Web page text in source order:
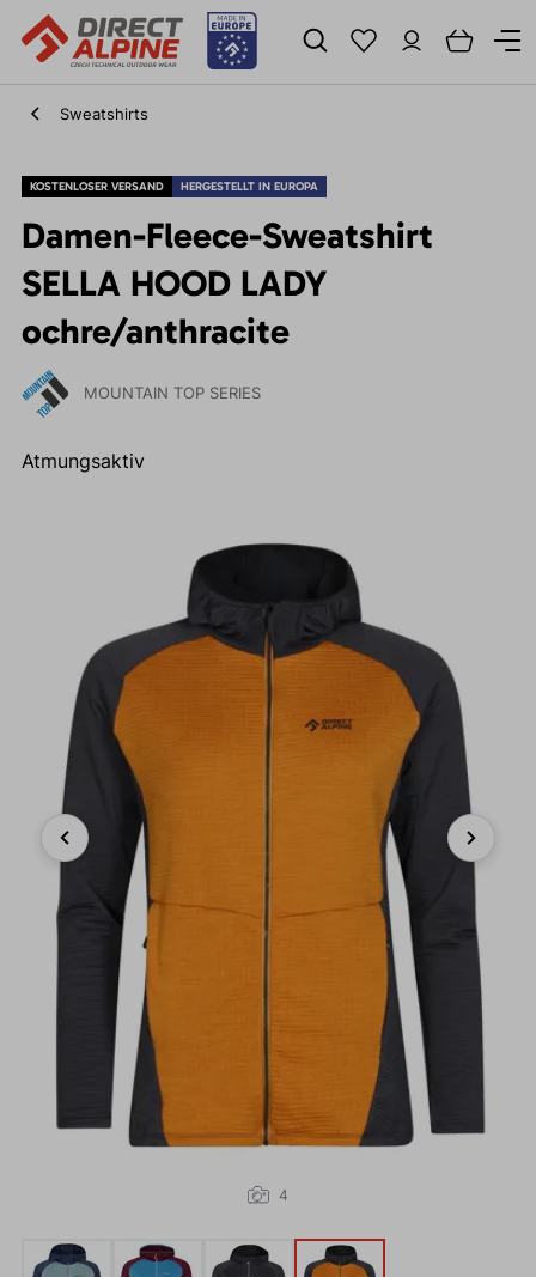
Sweatshirts
KOSTENLOSER VERSAND HERGESTELLT IN EUROPA
Damen-Fleece-Sweatshirt
SELLA HOOD LADY
ochre/anthracite
MOUNTAIN TOP SERIES
Atmungsaktiv
Next
4